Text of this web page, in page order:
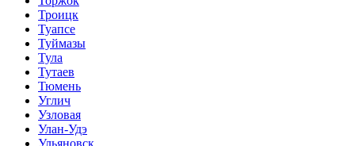
Троицк
Туапсе
Туймазы
Тула
Тутаев
Тюмень
Углич
Узловая
Улан-Удэ
Ульяновск